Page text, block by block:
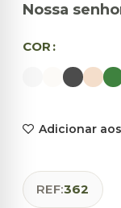
Nossa
COR
Adicionar
REF:362